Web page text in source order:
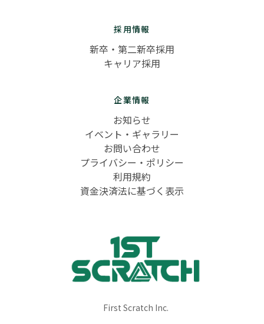
First Scratch Inc.
採用情報
新卒・第二新卒採用
キャリア採用
企業情報
お知らせ
イベント・ギャラリー
お問い合わせ
プライバシー・ポリシー
利用規約
資金決済法に基づく表示